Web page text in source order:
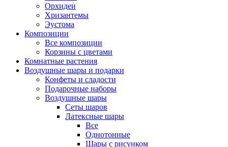
Орхидеи
Хризантемы
Эустома
Композиции
Все композиции
Корзины с цветами
Комнатные растения
Воздушные шары и подарки
Конфеты и сладости
Подарочные наборы
Воздушные шары
Сеты шаров
Латексные шары
Все
Однотонные
Шары с рисунком